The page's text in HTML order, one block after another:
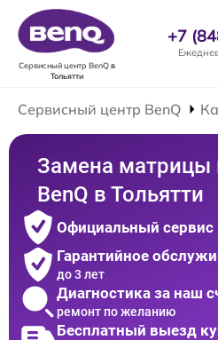
Сервисный центр BenQв
Тольятти
+7
Сервисный центр BenQ
Замена матрицы
BenQ в Тольятти
Официальный сервис
Гарантийное
до 3 лет
Диагностика за наш
ремонт по желанию
Бесплатный выезд